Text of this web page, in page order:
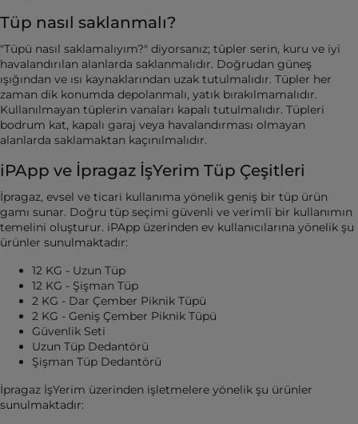
Tüp nasıl saklanmalı?
"Tüpü nasıl saklamalıyım?" diyorsanız; tüpler serin, kuru ve iyi
havalandırılan alanlarda saklanmalıdır. Doğrudan güneş
ışığından ve ısı kaynaklarından uzak tutulmalıdır. Tüpler her
zaman dik konumda depolanmalı, yatık bırakılmamalıdır.
Kullanılmayan tüplerin vanaları kapalı tutulmalıdır. Tüpleri
bodrum kat, kapalı garaj veya havalandırması olmayan
alanlarda saklamaktan kaçınılmalıdır.
iPApp ve İpragaz İşYerim Tüp Çeşitleri
İpragaz, evsel ve ticari kullanıma yönelik geniş bir tüp ürün
gamı sunar. Doğru tüp seçimi güvenli ve verimli bir kullanımın
temelini oluşturur. iPApp üzerinden ev kullanıcılarına yönelik şu
ürünler sunulmaktadır:
12 KG - Uzun Tüp
12 KG - Şişman Tüp
2 KG - Dar Çember Piknik Tüpü
2 KG - Geniş Çember Piknik Tüpü
Güvenlik Seti
Uzun Tüp Dedantörü
Şişman Tüp Dedantörü
İpragaz İşYerim üzerinden işletmelere yönelik şu ürünler
sunulmaktadır: